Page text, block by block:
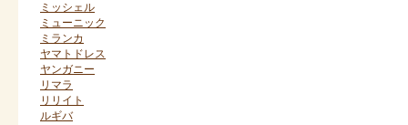
ミッシェル
ミューニック
ミランカ
ヤマトドレス
ヤンガニー
リマラ
リリイト
ルギバ